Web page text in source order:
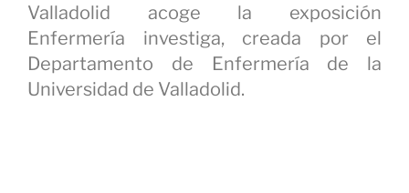
Valladolid acoge la exposición
Enfermería investiga, creada por el
Departamento de Enfermería de la
Universidad de Valladolid.